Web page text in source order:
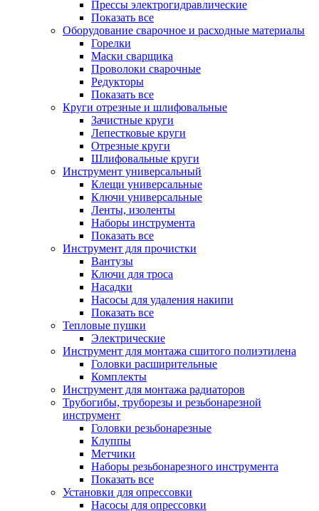
Прессы электрогидравлические
Показать все
Оборудование сварочное и расходные материалы
Горелки
Маски сварщика
Проволоки сварочные
Редукторы
Показать все
Круги отрезные и шлифовальные
Зачистные круги
Лепестковые круги
Отрезные круги
Шлифовальные круги
Инструмент универсальный
Клещи универсальные
Ключи универсальные
Ленты, изоленты
Наборы инструмента
Показать все
Инструмент для прочистки
Вантузы
Ключи для троса
Насадки
Насосы для удаления накипи
Показать все
Тепловые пушки
Электрические
Инструмент для монтажа сшитого полиэтилена
Головки расширительные
Комплекты
Инструмент для монтажа радиаторов
Трубогибы, труборезы и резьбонарезной
инструмент
Головки резьбонарезные
Клуппы
Метчики
Наборы резьбонарезного инструмента
Показать все
Установки для опрессовки
Насосы для опрессовки